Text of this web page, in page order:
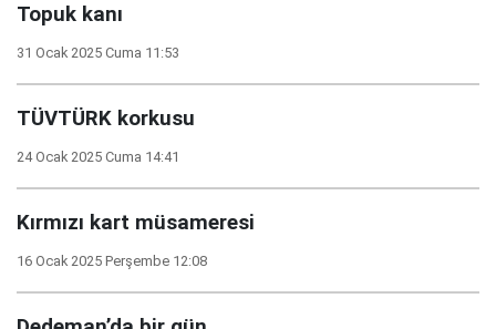
Topuk kanı
31 Ocak 2025 Cuma 11:53
TÜVTÜRK korkusu
24 Ocak 2025 Cuma 14:41
Kırmızı kart müsameresi
16 Ocak 2025 Perşembe 12:08